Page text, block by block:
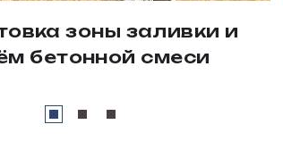
зоны заливки и
бетонной смеси